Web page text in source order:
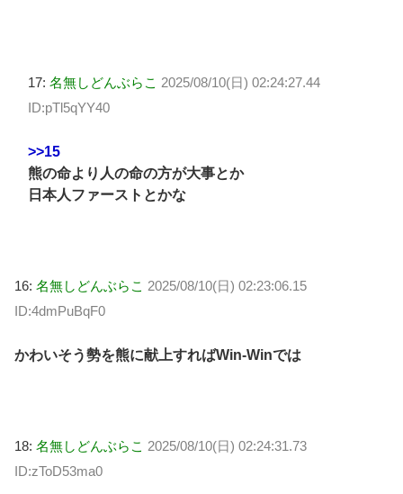
17: 名無しどんぶらこ 2025/08/10(日) 02:24:27.44
ID:pTl5qYY40
>>15
熊の命より人の命の方が大事とか
日本人ファーストとかな
16: 名無しどんぶらこ 2025/08/10(日) 02:23:06.15
ID:4dmPuBqF0
かわいそう勢を熊に献上すればWin-Winでは
18: 名無しどんぶらこ 2025/08/10(日) 02:24:31.73
ID:zToD53ma0